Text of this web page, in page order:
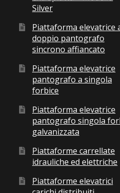
Silver
Piattaforma elevatrice
doppio pantografo
sincrono affiancato
Piattaforma elevatrice
pantografo a singola
forbice
Piattaforma elevatrice
pantografo singola
galvanizzata
Piattaforme carrellate
idrauliche ed elettriche
Piattaforme elevatrici